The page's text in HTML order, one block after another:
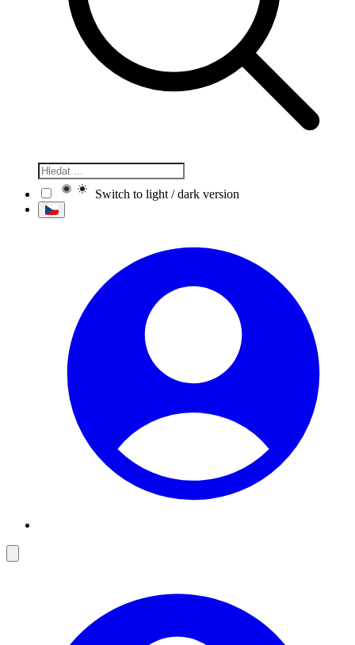
Switch to light / dark version